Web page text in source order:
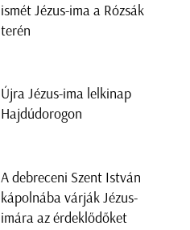
ismét Jézus-ima a Rózsák
terén
Újra Jézus-ima lelkinap
Hajdúdorogon
A debreceni Szent István
kápolnába várják Jézus-
imára az érdeklődőket